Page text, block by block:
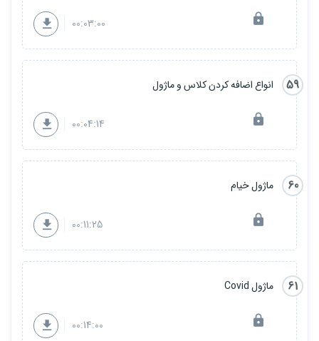
00:03:00
59 انواع اضافه کردن کلاس و ماژول
00:04:14
60 ماژول خیام
00:11:25
61 ماژول Covid
00:14:00